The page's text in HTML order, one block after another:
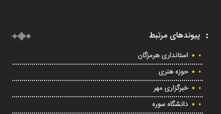
پیوندهای مرتبط
استانداری هرمزگان
حوزه هنری
خبرگزاری مهر
دانشگاه سوره